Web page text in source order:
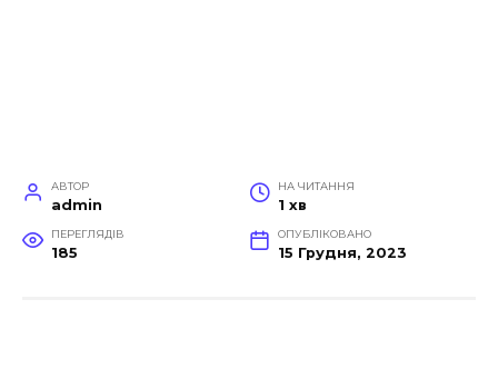
АВТОР
admin
НА ЧИТАННЯ
1 хв
ПЕРЕГЛЯДІВ
185
ОПУБЛІКОВАНО
15 Грудня, 2023